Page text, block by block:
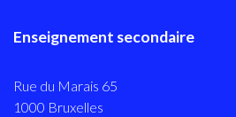
Enseignement secondaire
Rue du Marais 65
1000 Bruxelles